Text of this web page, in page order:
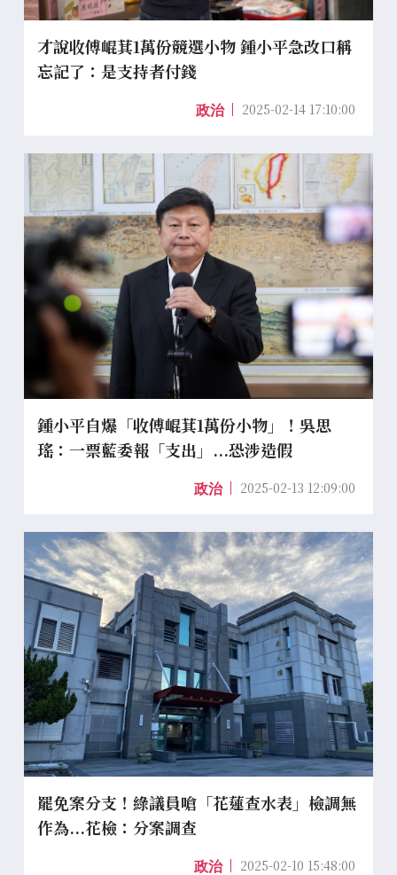
才說收傅崐萁1萬份競選小物 鍾小平急改口稱
忘記了：是支持者付錢
政治 2025-02-14 17:10:00
鍾小平自爆「收傅崐萁1萬份小物」！吳思
瑤：一票藍委報「支出」...恐涉造假
政治 2025-02-13 12:09:00
罷免案分支！綠議員嗆「花蓮查水表」檢調無
作為...花檢：分案調查
政治 2025-02-10 15:48:00